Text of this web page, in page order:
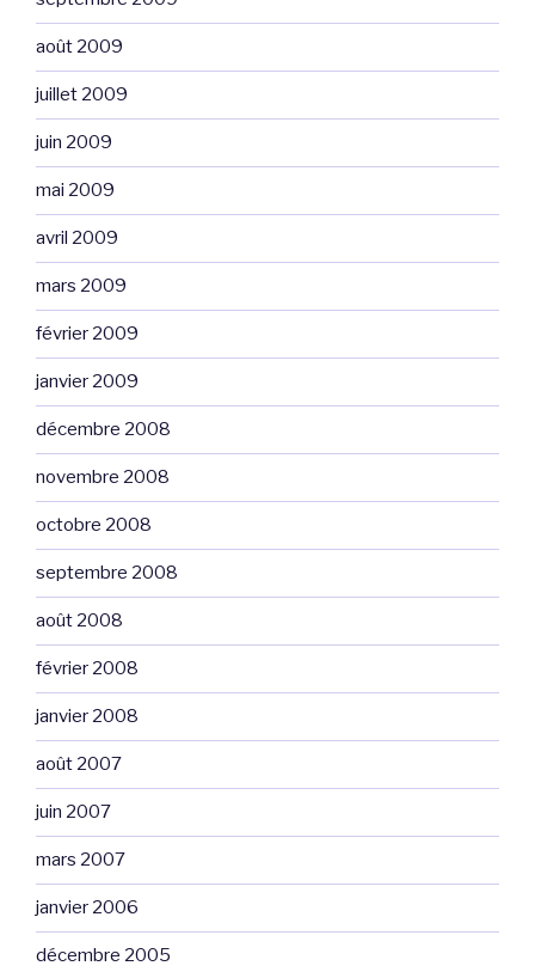
août 2009
juillet 2009
juin 2009
mai 2009
avril 2009
mars 2009
février 2009
janvier 2009
décembre 2008
novembre 2008
octobre 2008
septembre 2008
août 2008
février 2008
janvier 2008
août 2007
juin 2007
mars 2007
janvier 2006
décembre 2005